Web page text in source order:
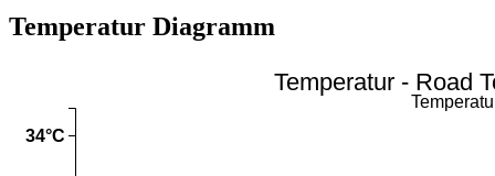
Temperatur Diagramm